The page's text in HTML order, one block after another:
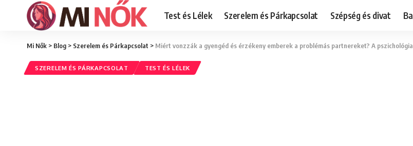
Test és Lélek Szerelem és Párkapcsolat Szépség és divat
Mi Nők > Blog > Szerelem és Párkapcsolat > Miért vonzzák a gyengéd és érzékeny emberek a problémás partnereket? A
SZERELEM ÉS PÁRKAPCSOLAT TEST ÉS LÉLEK